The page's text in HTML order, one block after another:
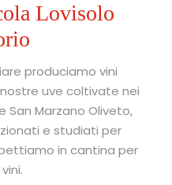
Lovisolo
produciamo vini
uve coltivate nei
San Marzano Oliveto,
e studiati per
in cantina per